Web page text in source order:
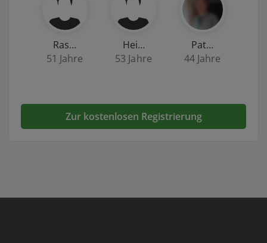
Ras…
51 Jahre
Hei…
53 Jahre
Pat…
44 Jahre
Zur kostenlosen Registrierung